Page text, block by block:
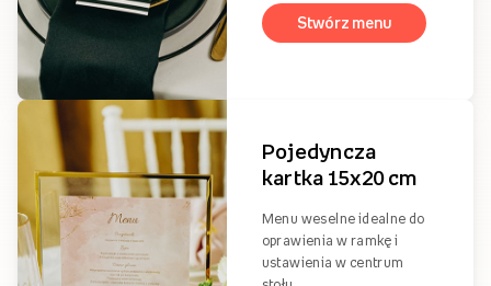
karcie dań ostatecznego wyglądu.
BESTSELLER
kartka 10x20 cm
położenia na nakryciu
każdego z gości.